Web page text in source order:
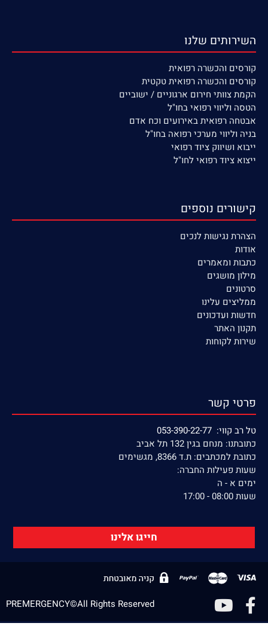
השירותים שלנו
קורסים והכשרה רפואית
קורסים והכשרה רפואית טקטית
הקמת צוותי חירום ארגוניים / ישוביים
הטסה וליווי רפואי בחו"ל
אבטחה רפואית באירועים וכח אדם
בניה וליווי מערכי רפואה בחו"ל
ייבוא ושיווק ציוד רפואי
ייצוא ציוד רפואי לחו"ל
קישורים נוספים
הצהרת נגישות לנכים
אודות
כתבות ומאמרים
מילון מושגים
סרטונים
ממליצים עלינו
חדשות ועדכונים
תקנון האתר
שירות לקוחות
פרטי קשר
טל רב קווי: 053-390-22-77
כתובתנו: מנחם בגין 132 תל אביב
כתובת למכתבים: ת.ד 8366, מגשימים
שעות פעילות החברה:
ימים א - ה
שעות 08:00 - 17:00
חייגו אלינו
PREMERGENCY©All Rights Reserved